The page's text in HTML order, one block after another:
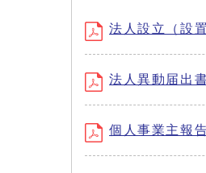
法人設立（設
法人異動届出
個人事業主報